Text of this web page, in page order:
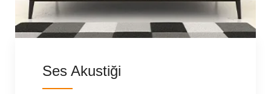
Ses Akustiği